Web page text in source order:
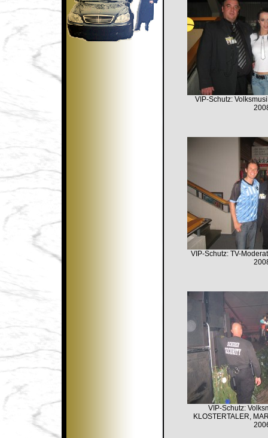
VIP-Schutz:
VIP-Schutz: TV-
VIP-Schutz:
KLOSTERTALER,